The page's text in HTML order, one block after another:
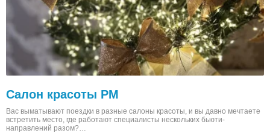
Салон красоты РМ
Вас выматывают поездки в разные салоны красоты, и вы давно мечтаете
встретить место, где работают специалисты нескольких бьюти-
направлений разом?…